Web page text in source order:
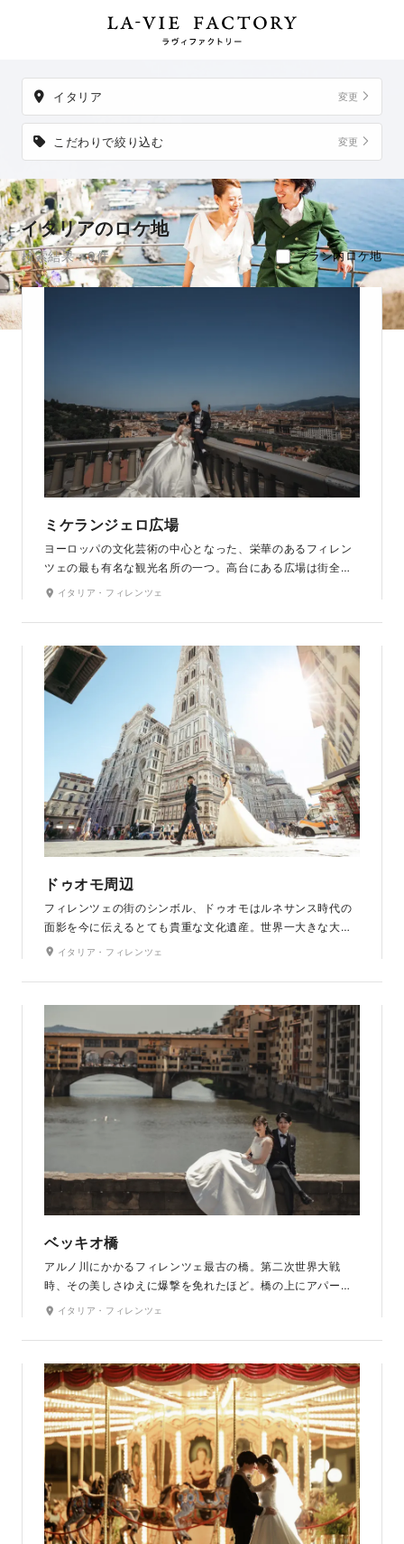
イタリア 変更
こだわりで絞り込む 変更
イタリアのロケ地
検索結果：9件 プラン内ロケ地
ミケランジェロ広場
ヨーロッパの文化芸術の中心となった、栄華のあるフィレン
ツェの最も有名な観光名所の一つ。高台にある広場は街全体
を見渡せる絶景ポイント。フィレンツェの街並みが一望で
アの古都で、ヨーロッパらしさを感じさせるロマンティック
な街です。
イタリア・フィレンツェ
ドゥオモ周辺
フィレンツェの街のシンボル、ドゥオモはルネサンス時代の
面影を今に伝えるとても貴重な文化遺産。世界一大きな大聖
堂でどの角度でも絵になる街並み。レンガ色の屋根に白壁や
並みを背景にフォトジェニックなフォトウェディングが叶い
ます。
イタリア・フィレンツェ
ベッキオ橋
アルノ川にかかるフィレンツェ最古の橋。第二次世界大戦
時、その美しさゆえに爆撃を免れたほど。橋の上にアパート
が立ち並びピンクや黄色に塗られているとてもユニークな橋
からはアルノ川の眺望が楽しめるロケーションスポット。
イタリア・フィレンツェ